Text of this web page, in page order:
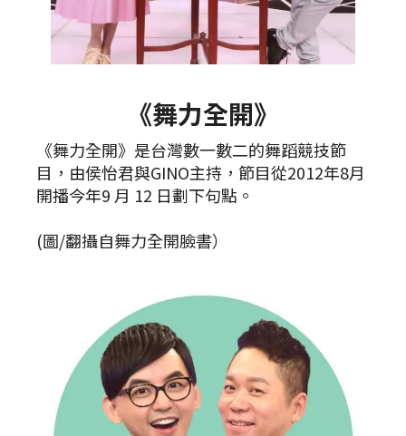
《舞力全開》
《舞力全開》是台灣數一數二的舞蹈競技節
目，由侯怡君與GINO主持，節目從2012年8月
開播今年9 月 12 日劃下句點。
(圖/翻攝自舞力全開臉書）